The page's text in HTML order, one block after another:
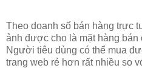
Theo doanh số bán hàng trực
ảnh được cho là mặt hàng bán
Người tiêu dùng có thể mua
trang web rẻ hơn rất nhiều so